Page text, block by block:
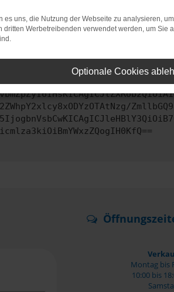
auf dem neuesten Stand sind.
kann auch dazu führen, dass
uns bitte. Wir werden
Montag bis
10:00 bis
es uns, die Nutzung der Webseite zu analysieren,
dritten Werbetreibenden verwendet werden, um
Optionale Cookies